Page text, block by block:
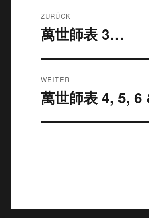
ZURÜCK
Vorheriger
Beitrag:
萬世師表 3…
WEITER
Nächster
Beitrag:
萬世師表 4, 5,